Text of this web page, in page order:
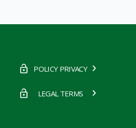
POLICY PRIVACY
LEGAL TERMS